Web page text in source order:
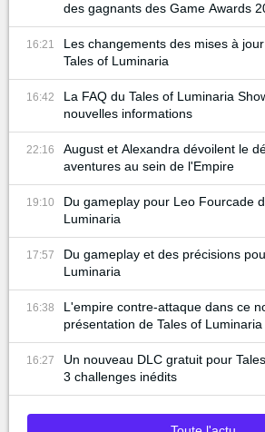
des gagnants des Game Awards
16:21
Les changements des mises à
Tales of Luminaria
16:42
La FAQ du Tales of Luminaria
nouvelles informations
22:16
August et Alexandra dévoilent le
aventures au sein de l'Empire
19:10
Du gameplay pour Leo Fourcade
Luminaria
17:57
Du gameplay et des précisions
Luminaria
16:38
L'empire contre-attaque dans ce
présentation de Tales of Luminaria
16:27
Un nouveau DLC gratuit pour
3 challenges inédits